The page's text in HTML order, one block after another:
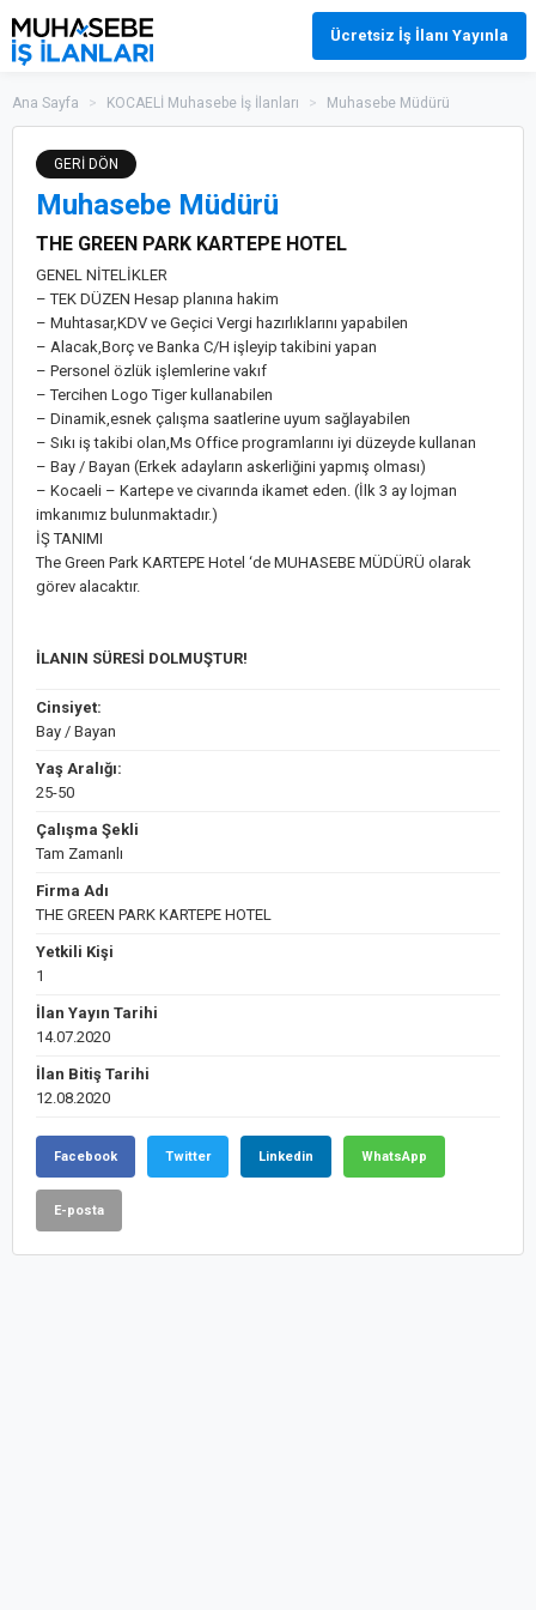
Ücretsiz İş İlanı Yayınla
Ana Sayfa > KOCAELİ Muhasebe İş İlanları > Muhasebe Müdürü
GERİ DÖN
Muhasebe Müdürü
THE GREEN PARK KARTEPE HOTEL
GENEL NİTELİKLER
– TEK DÜZEN Hesap planına hakim
– Muhtasar,KDV ve Geçici Vergi hazırlıklarını yapabilen
– Alacak,Borç ve Banka C/H işleyip takibini yapan
– Personel özlük işlemlerine vakıf
– Tercihen Logo Tiger kullanabilen
– Dinamik,esnek çalışma saatlerine uyum sağlayabilen
– Sıkı iş takibi olan,Ms Office programlarını iyi düzeyde kullanan
– Bay / Bayan (Erkek adayların askerliğini yapmış olması)
– Kocaeli – Kartepe ve civarında ikamet eden. (İlk 3 ay lojman
imkanımız bulunmaktadır.)
İŞ TANIMI
The Green Park KARTEPE Hotel ‘de MUHASEBE MÜDÜRÜ olarak
görev alacaktır.
İLANIN SÜRESİ DOLMUŞTUR!
Cinsiyet:
Bay / Bayan
Yaş Aralığı:
25-50
Çalışma Şekli
Tam Zamanlı
Firma Adı
THE GREEN PARK KARTEPE HOTEL
Yetkili Kişi
1
İlan Yayın Tarihi
14.07.2020
İlan Bitiş Tarihi
12.08.2020
Facebook Twitter Linkedin WhatsApp
E-posta